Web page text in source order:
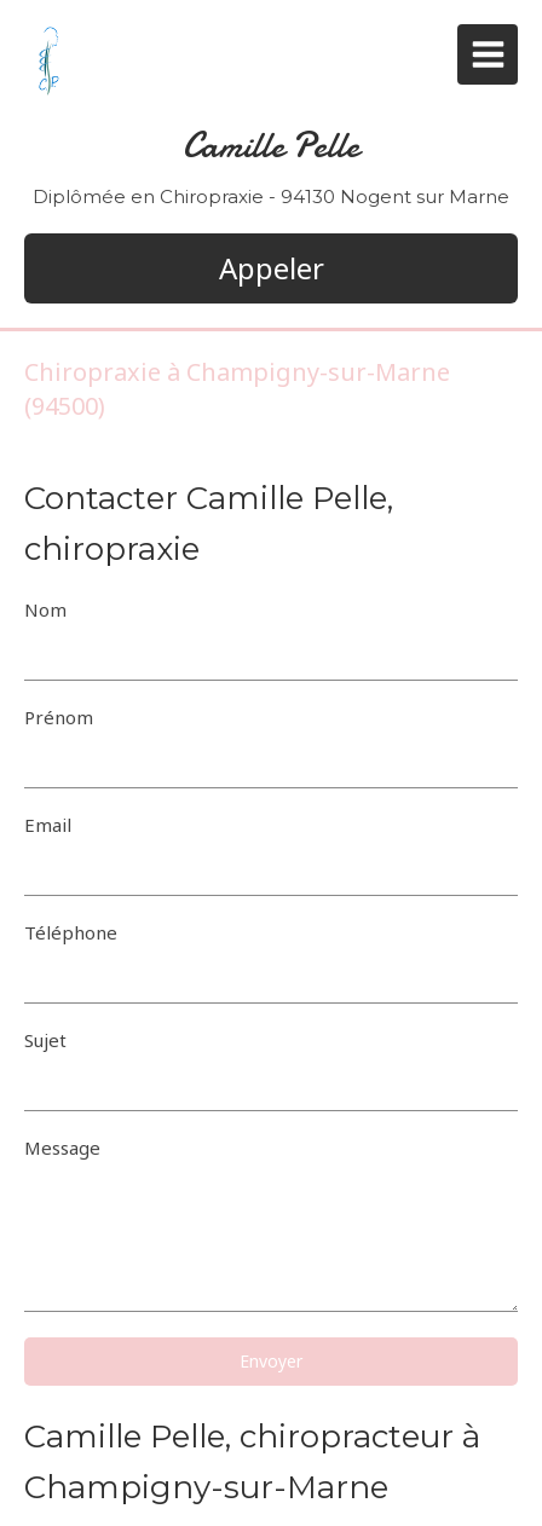
Camille Pelle
Diplômée en Chiropraxie - 94130 Nogent sur Marne
Appeler
Chiropraxie à Champigny-sur-Marne
(94500)
Contacter Camille Pelle,
chiropraxie
Nom
Prénom
Email
Téléphone
Sujet
Message
Envoyer
Camille Pelle, chiropracteur à
Champigny-sur-Marne